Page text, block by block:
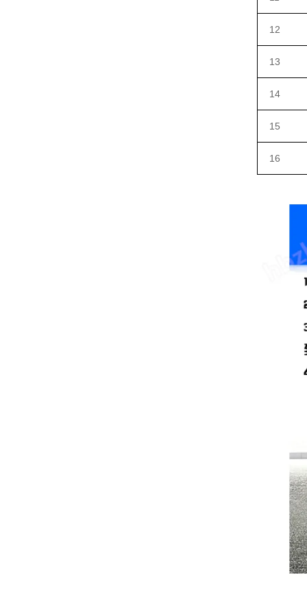
12
13
14
15
16